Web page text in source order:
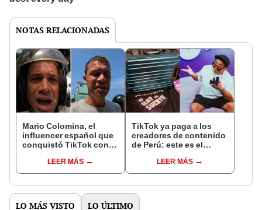
NOTAS RELACIONADAS
Mario Colomina, el
influencer español que
conquistó TikTok con
"Mi amor nació por la
gastronomía"
LEER MÁS
TikTok ya paga a los
creadores de contenido
de Perú: este es el
llegar a cobrar por 1.000
vistas
LEER MÁS
LO MÁS VISTO LO ÚLTIMO